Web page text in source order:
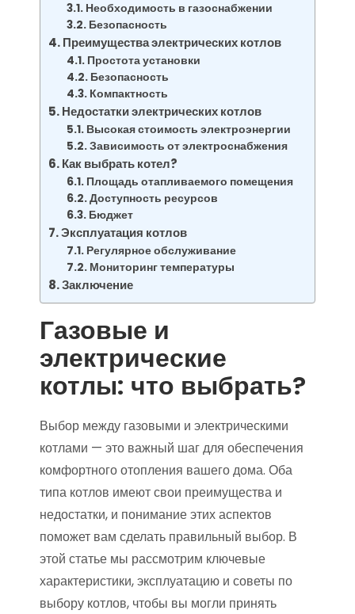
Необходимость в газоснабжении
Безопасность
Преимущества электрических котлов
Простота установки
Безопасность
Компактность
Недостатки электрических котлов
Высокая стоимость электроэнергии
Зависимость от электроснабжения
Как выбрать котел?
Площадь отапливаемого помещения
Доступность ресурсов
Бюджет
Эксплуатация котлов
Регулярное обслуживание
Мониторинг температуры
Заключение
Газовые и
электрические
котлы: что выбрать?
Выбор между газовыми и электрическими
котлами — это важный шаг для обеспечения
комфортного отопления вашего дома. Оба
типа котлов имеют свои преимущества и
недостатки, и понимание этих аспектов
поможет вам сделать правильный выбор. В
этой статье мы рассмотрим ключевые
характеристики, эксплуатацию и советы по
выбору котлов, чтобы вы могли принять